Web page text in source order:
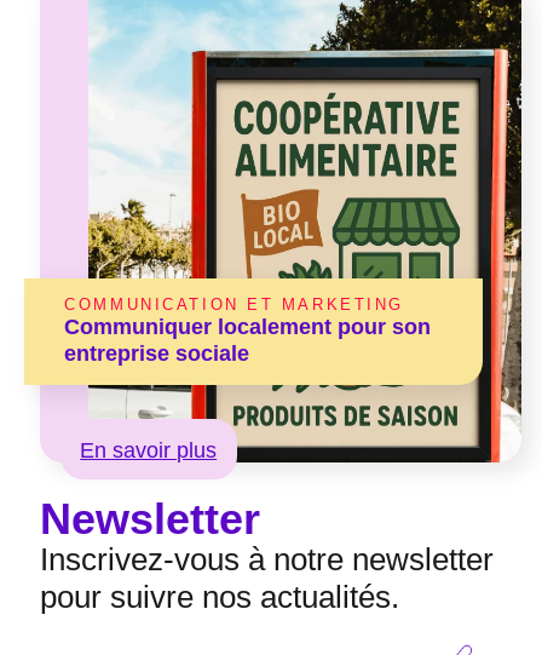
COMMUNICATION ET MARKETING
Communiquer localement pour son
entreprise sociale
En savoir plus
Newsletter
Inscrivez-vous à notre newsletter
pour suivre nos actualités.